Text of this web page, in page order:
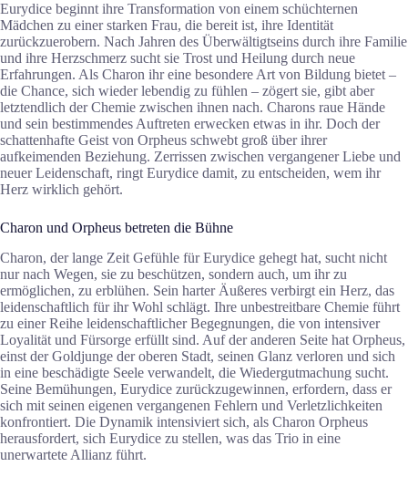
Eurydice beginnt ihre Transformation von einem schüchternen
Mädchen zu einer starken Frau, die bereit ist, ihre Identität
zurückzuerobern. Nach Jahren des Überwältigtseins durch ihre Familie
und ihre Herzschmerz sucht sie Trost und Heilung durch neue
Erfahrungen. Als Charon ihr eine besondere Art von Bildung bietet –
die Chance, sich wieder lebendig zu fühlen – zögert sie, gibt aber
letztendlich der Chemie zwischen ihnen nach. Charons raue Hände
und sein bestimmendes Auftreten erwecken etwas in ihr. Doch der
schattenhafte Geist von Orpheus schwebt groß über ihrer
aufkeimenden Beziehung. Zerrissen zwischen vergangener Liebe und
neuer Leidenschaft, ringt Eurydice damit, zu entscheiden, wem ihr
Herz wirklich gehört.
Charon und Orpheus betreten die Bühne
Charon, der lange Zeit Gefühle für Eurydice gehegt hat, sucht nicht
nur nach Wegen, sie zu beschützen, sondern auch, um ihr zu
ermöglichen, zu erblühen. Sein harter Äußeres verbirgt ein Herz, das
leidenschaftlich für ihr Wohl schlägt. Ihre unbestreitbare Chemie führt
zu einer Reihe leidenschaftlicher Begegnungen, die von intensiver
Loyalität und Fürsorge erfüllt sind. Auf der anderen Seite hat Orpheus,
einst der Goldjunge der oberen Stadt, seinen Glanz verloren und sich
in eine beschädigte Seele verwandelt, die Wiedergutmachung sucht.
Seine Bemühungen, Eurydice zurückzugewinnen, erfordern, dass er
sich mit seinen eigenen vergangenen Fehlern und Verletzlichkeiten
konfrontiert. Die Dynamik intensiviert sich, als Charon Orpheus
herausfordert, sich Eurydice zu stellen, was das Trio in eine
unerwartete Allianz führt.